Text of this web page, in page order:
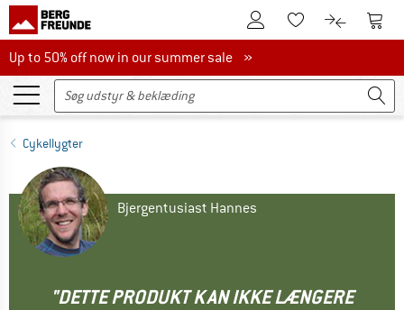
Til kundekontoenTil huskesedlen.
Til Til
Up to 50% off now in our summer sale
Up to 50% off now in our summer sale »
Cykellygter
Bjergentusiast Hannes
"DETTE PRODUKT KAN IKKE LÆNGERE